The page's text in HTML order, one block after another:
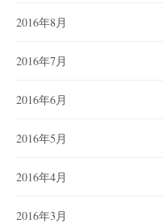
2016年8月
2016年7月
2016年6月
2016年5月
2016年4月
2016年3月